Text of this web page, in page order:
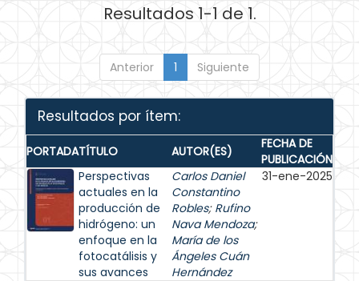
Resultados 1-1 de 1.
Anterior 1 Siguiente
Resultados por ítem:
PORTADATÍTULO AUTOR(ES)
FECHA DE
PUBLICACIÓN
Perspectivas
actuales en la
producción de
hidrógeno: un
enfoque en la
fotocatálisis y
sus avances
Carlos Daniel
Constantino
Robles; Rufino
Nava Mendoza;
María de los
Ángeles Cuán
Hernández
31-ene-2025